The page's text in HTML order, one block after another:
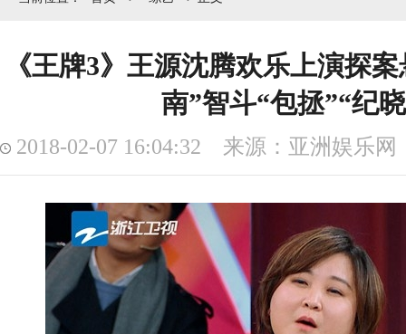
《王牌3》王源沈腾欢乐上演探
南”智斗“包拯”“纪
2018-02-07 16:04:32 来源：亚洲娱乐网